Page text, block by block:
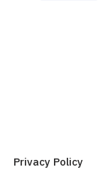
Privacy Policy